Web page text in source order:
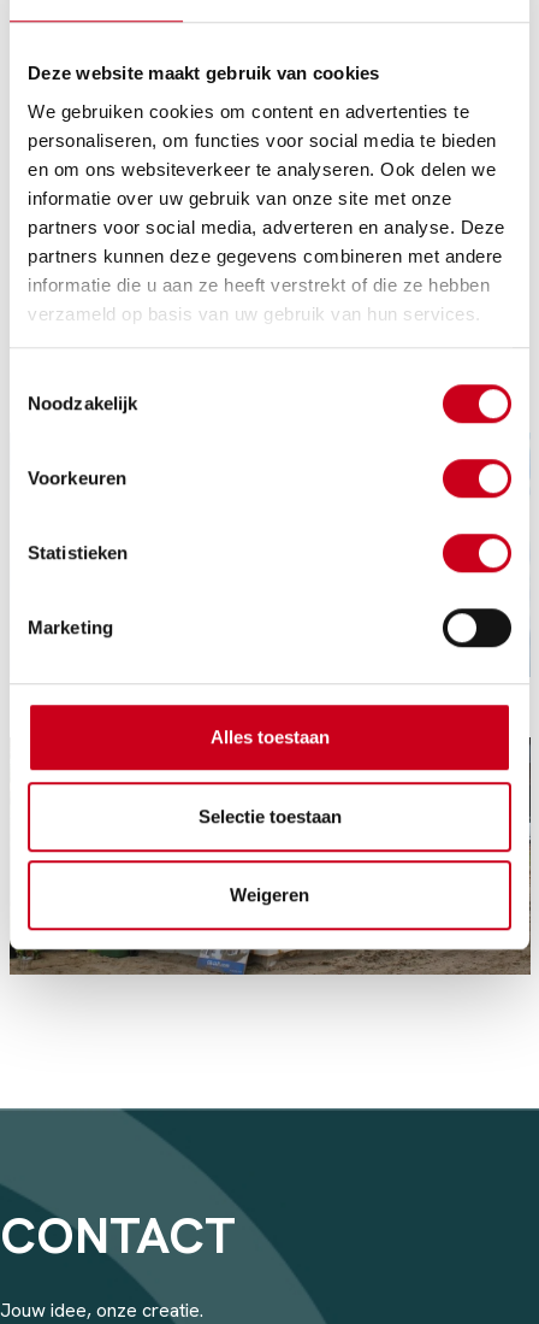
Deze website maakt gebruik van cookies
We gebruiken cookies om content en advertenties te
personaliseren, om functies voor social media te bieden
en om ons websiteverkeer te analyseren. Ook delen we
informatie over uw gebruik van onze site met onze
partners voor social media, adverteren en analyse. Deze
partners kunnen deze gegevens combineren met andere
informatie die u aan ze heeft verstrekt of die ze hebben
verzameld op basis van uw gebruik van hun services.
Noodzakelijk
Voorkeuren
Statistieken
Marketing
Alles toestaan
Selectie toestaan
Weigeren
In opdracht van Bouw zelf een Huis hebben we in 2015 een
vrijstaande EPS woning gemaakt te Lent.
CONTACT
Jouw idee, onze creatie.